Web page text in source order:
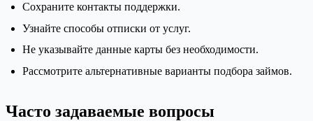
Сохраните контакты поддержки.
Узнайте способы отписки от услуг.
Не указывайте данные карты без необходимости.
Рассмотрите альтернативные варианты подбора займов.
Часто задаваемые вопросы